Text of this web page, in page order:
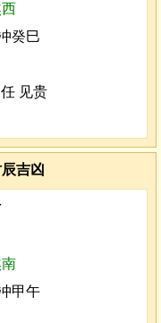
癸巳
见贵
吉凶
南
甲午